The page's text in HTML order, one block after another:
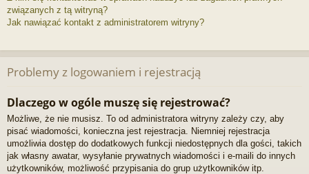
związanych z tą witryną?
Jak nawiązać kontakt z administratorem witryny?
Problemy z logowaniem i rejestracją
Dlaczego w ogóle muszę się rejestrować?
Możliwe, że nie musisz. To od administratora witryny zależy czy, aby
pisać wiadomości, konieczna jest rejestracja. Niemniej rejestracja
umożliwia dostęp do dodatkowych funkcji niedostępnych dla gości, takich
jak własny awatar, wysyłanie prywatnych wiadomości i e-maili do innych
użytkowników, możliwość przypisania do grup użytkowników itp.